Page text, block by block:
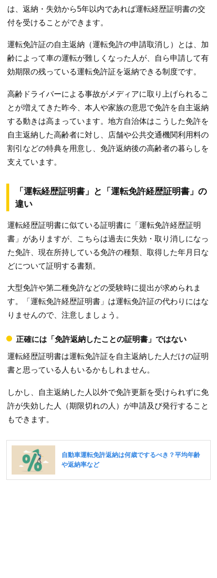
は、返納・失効から5年以内であれば運転経歴証明書の交
付を受けることができます。
運転免許証の自主返納（運転免許の申請取消し）とは、加
齢によって車の運転が難しくなった人が、自ら申請して有
効期限の残っている運転免許証を返納できる制度です。
高齢ドライバーによる事故がメディアに取り上げられるこ
とが増えてきた昨今、本人や家族の意思で免許を自主返納
する動きは高まっています。地方自治体はこうした免許を
自主返納した高齢者に対し、店舗や公共交通機関利用料の
割引などの特典を用意し、免許返納後の高齢者の暮らしを
支えています。
「運転経歴証明書」と「運転免許経歴証明書」の
違い
運転経歴証明書に似ている証明書に「運転免許経歴証明
書」がありますが、こちらは過去に失効・取り消しになっ
た免許、現在所持している免許の種類、取得した年月日な
どについて証明する書類。
大型免許や第二種免許などの受験時に提出が求められま
す。「運転免許経歴証明書」は運転免許証の代わりにはな
りませんので、注意しましょう。
正確には「免許返納したことの証明書」ではない
運転経歴証明書は運転免許証を自主返納した人だけの証明
書と思っている人もいるかもしれません。
しかし、自主返納した人以外で免許更新を受けられずに免
許が失効した人（期限切れの人）が申請及び発行すること
もできます。